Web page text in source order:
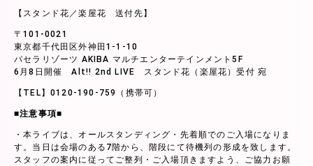
【スタンド花／楽屋花 送付先】
〒101-0021
東京都千代田区外神田1-1-10
パセラリゾーツ AKIBA マルチエンターテインメント5F
6月8日開催 Alt!! 2nd LIVE スタンド花（楽屋花）受付 宛
【TEL】0120-190-759（携帯可）
■注意事項■
・本ライブは、オールスタンディング・先着順でのご入場になりま
す。当日は会場のある7階から、階段にて待機列の形成を致します。
スタッフの案内に従ってご整列・ご入場頂きますよう、ご協力お願